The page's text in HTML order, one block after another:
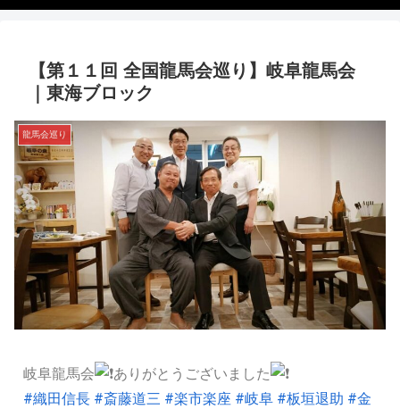
【第１１回 全国龍馬会巡り】岐阜龍馬会
｜東海ブロック
龍馬会巡り
岐阜龍馬会
ありがとうございました
#織田信長 #斎藤道三 #楽市楽座 #岐阜 #板垣退助 #金